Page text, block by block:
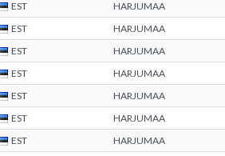
EST HARJUMAA
EST HARJUMAA
EST HARJUMAA
EST HARJUMAA
EST
HARJUMAA
EST HARJUMAA
EST HARJUMAA